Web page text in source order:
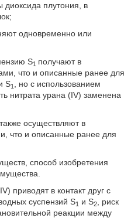
диоксида плутония, в
одновременно или
S1 получают в
что и описанные ранее для
S1
, но с использованием
нитрата урана (IV) заменена
также осуществляют в
что и описанные ранее для
способ изобретения
приводят в контакт друг с
суспензий S1 и S2, риск
реакции между